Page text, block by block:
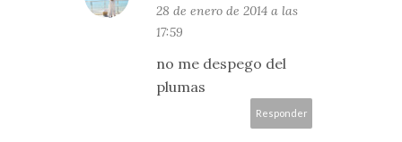
28 de enero de 2014 a las
17:59
no me despego del
plumas
Responder